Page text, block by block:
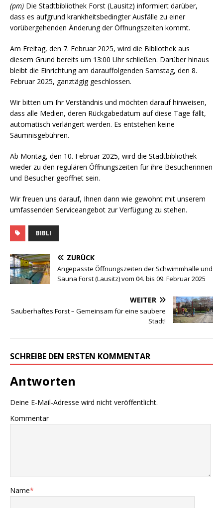
(pm) Die Stadtbibliothek Forst (Lausitz) informiert darüber,
dass es aufgrund krankheitsbedingter Ausfälle zu einer
vorübergehenden Änderung der Öffnungszeiten kommt.
Am Freitag, den 7. Februar 2025, wird die Bibliothek aus
diesem Grund bereits um 13:00 Uhr schließen. Darüber hinaus
bleibt die Einrichtung am darauffolgenden Samstag, den 8.
Februar 2025, ganztägig geschlossen.
Wir bitten um Ihr Verständnis und möchten darauf hinweisen,
dass alle Medien, deren Rückgabedatum auf diese Tage fällt,
automatisch verlängert werden. Es entstehen keine
Säumnisgebühren.
Ab Montag, den 10. Februar 2025, wird die Stadtbibliothek
wieder zu den regulären Öffnungszeiten für ihre Besucherinnen
und Besucher geöffnet sein.
Wir freuen uns darauf, Ihnen dann wie gewohnt mit unserem
umfassenden Serviceangebot zur Verfügung zu stehen.
BIBLI
ZURÜCK
Angepasste Öffnungszeiten der Schwimmhalle und
Sauna Forst (Lausitz) vom 04. bis 09. Februar 2025
WEITER
Sauberhaftes Forst – Gemeinsam für eine saubere
Stadt!
SCHREIBE DEN ERSTEN KOMMENTAR
Antworten
Deine E-Mail-Adresse wird nicht veröffentlicht.
Kommentar
Name*